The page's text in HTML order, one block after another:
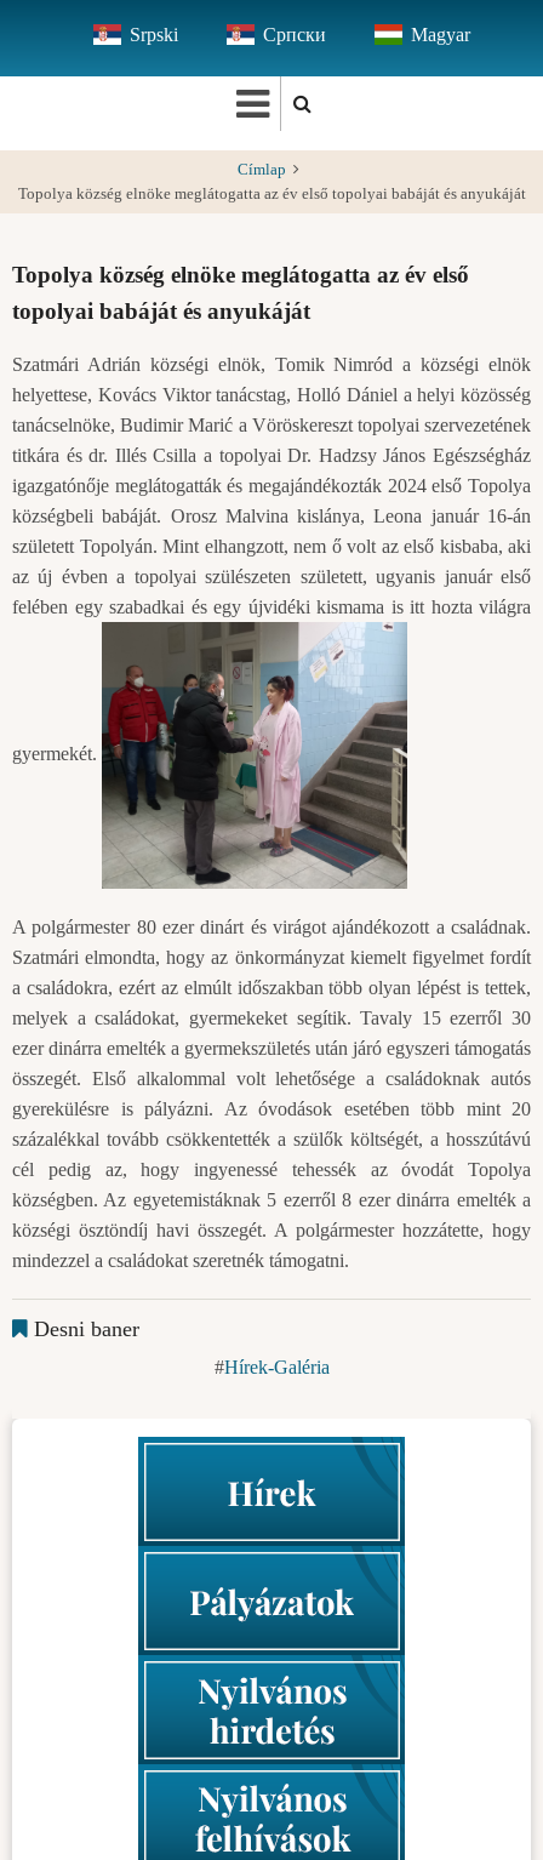
tartalomra
Srpski Српски Magyar
Címlap
Topolya község elnöke meglátogatta az év első topolyai babáját és anyukáját
Topolya község elnöke meglátogatta az év első
topolyai babáját és anyukáját
Szatmári Adrián községi elnök, Tomik Nimród a községi elnök
helyettese, Kovács Viktor tanácstag, Holló Dániel a helyi közösség
tanácselnöke, Budimir Marić a Vöröskereszt topolyai szervezetének
titkára és dr. Illés Csilla a topolyai Dr. Hadzsy János Egészségház
igazgatónője meglátogatták és megajándékozták 2024 első Topolya
községbeli babáját. Orosz Malvina kislánya, Leona január 16-án
született Topolyán. Mint elhangzott, nem ő volt az első kisbaba, aki
az új évben a topolyai szülészeten született, ugyanis január első
felében egy szabadkai és egy újvidéki kismama is itt hozta világra
gyermekét.
A polgármester 80 ezer dinárt és virágot ajándékozott a családnak.
Szatmári elmondta, hogy az önkormányzat kiemelt figyelmet fordít
a családokra, ezért az elmúlt időszakban több olyan lépést is tettek,
melyek a családokat, gyermekeket segítik. Tavaly 15 ezerről 30
ezer dinárra emelték a gyermekszületés után járó egyszeri támogatás
összegét. Első alkalommal volt lehetősége a családoknak autós
gyerekülésre is pályázni. Az óvodások esetében több mint 20
százalékkal tovább csökkentették a szülők költségét, a hosszútávú
cél pedig az, hogy ingyenessé tehessék az óvodát Topolya
községben. Az egyetemistáknak 5 ezerről 8 ezer dinárra emelték a
községi ösztöndíj havi összegét. A polgármester hozzátette, hogy
mindezzel a családokat szeretnék támogatni.
Desni baner
Hírek-Galéria